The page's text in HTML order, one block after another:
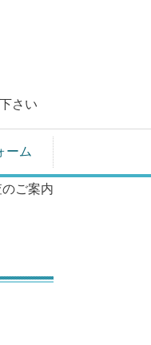
さい
ーム
ご案内